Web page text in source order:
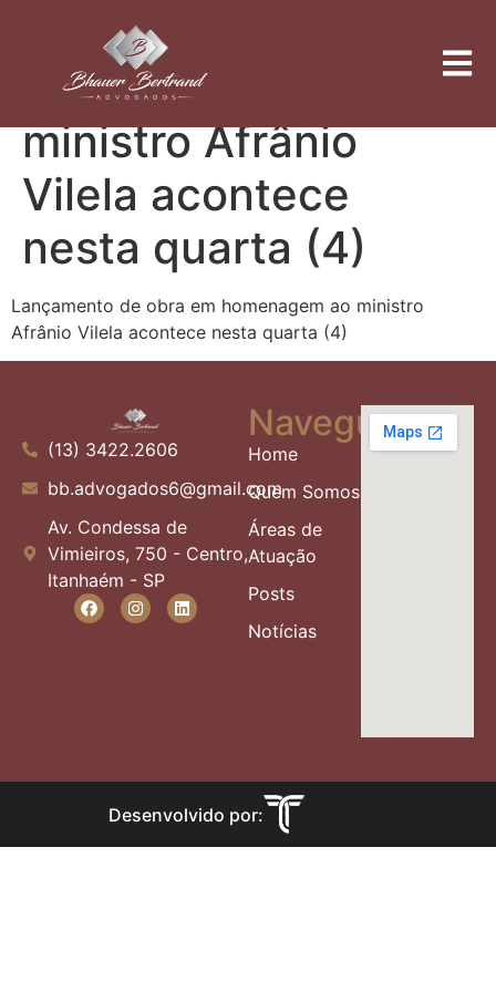
Lançamento de obra
em homenagem ao
ministro Afrânio
Vilela acontece
nesta quarta (4)
Lançamento de obra em homenagem ao ministro
Afrânio Vilela acontece nesta quarta (4)
(13) 3422.2606
bb.advogados6@gmail.com
Av. Condessa de
Vimieiros, 750 - Centro,
Itanhaém - SP
Navegue
Home
Quem Somos
Áreas de
Atuação
Posts
Notícias
Desenvolvido por: